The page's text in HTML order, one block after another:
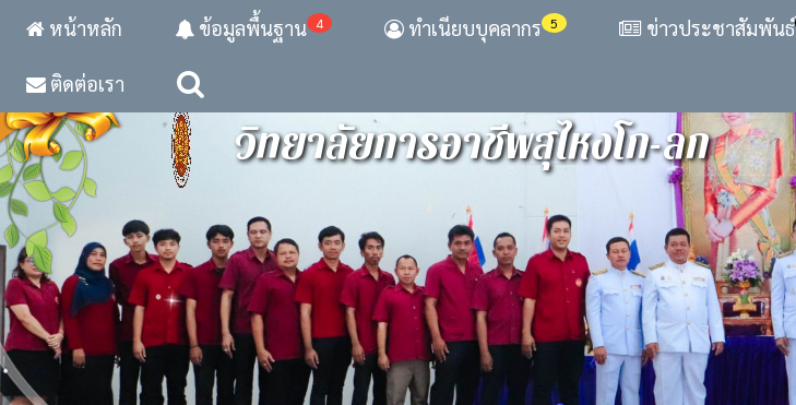
หน้าหลัก 4
ข้อมูลพื้นฐาน 5
ทำเนียบบุคลากร ข่าวประชาสัมพันธ์
ติดต่อเรา
วิทยาลัยการอาชีพสุไหงโก-ลก